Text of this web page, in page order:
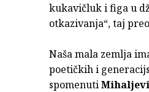
kukavičluk i figa u
otkazivanja“, taj
Naša mala zemlja
poetičkih i
spomenuti